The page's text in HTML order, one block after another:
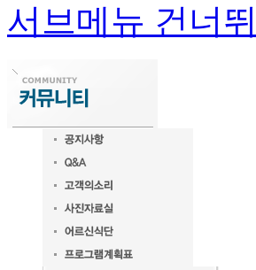
서브메뉴 건너